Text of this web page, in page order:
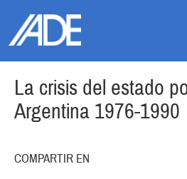
La crisis del estado
Argentina 1976-1990
COMPARTIR EN